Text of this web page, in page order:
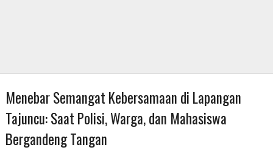
Menebar Semangat Kebersamaan di Lapangan
Tajuncu: Saat Polisi, Warga, dan Mahasiswa
Bergandeng Tangan